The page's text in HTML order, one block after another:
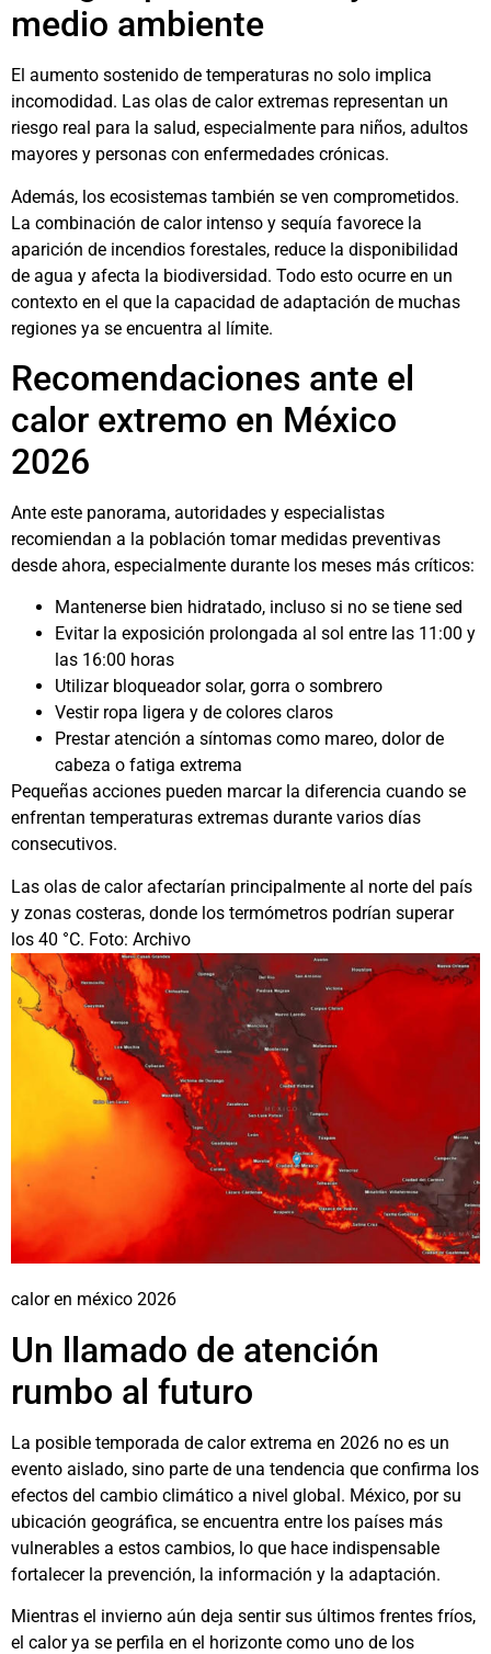
medio ambiente
El aumento sostenido de temperaturas no solo implica
incomodidad. Las olas de calor extremas representan un
riesgo real para la salud, especialmente para niños, adultos
mayores y personas con enfermedades crónicas.
Además, los ecosistemas también se ven comprometidos.
La combinación de calor intenso y sequía favorece la
aparición de incendios forestales, reduce la disponibilidad
de agua y afecta la biodiversidad. Todo esto ocurre en un
contexto en el que la capacidad de adaptación de muchas
regiones ya se encuentra al límite.
Recomendaciones ante el
calor extremo en México
2026
Ante este panorama, autoridades y especialistas
recomiendan a la población tomar medidas preventivas
desde ahora, especialmente durante los meses más críticos:
Mantenerse bien hidratado, incluso si no se tiene sed
Evitar la exposición prolongada al sol entre las 11:00 y
las 16:00 horas
Utilizar bloqueador solar, gorra o sombrero
Vestir ropa ligera y de colores claros
Prestar atención a síntomas como mareo, dolor de
cabeza o fatiga extrema
Pequeñas acciones pueden marcar la diferencia cuando se
enfrentan temperaturas extremas durante varios días
consecutivos.
Las olas de calor afectarían principalmente al norte del país
y zonas costeras, donde los termómetros podrían superar
los 40 °C. Foto: Archivo
calor en méxico 2026
Un llamado de atención
rumbo al futuro
La posible temporada de calor extrema en 2026 no es un
evento aislado, sino parte de una tendencia que confirma los
efectos del cambio climático a nivel global. México, por su
ubicación geográfica, se encuentra entre los países más
vulnerables a estos cambios, lo que hace indispensable
fortalecer la prevención, la información y la adaptación.
Mientras el invierno aún deja sentir sus últimos frentes fríos,
el calor ya se perfila en el horizonte como uno de los